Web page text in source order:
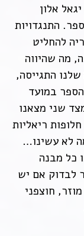
אלון
התנגדויות
להחליט
מה שהיווה
התגייסה,
במועד
שני מצאנו
2009 מחפשים חלופות ריאליות
לא עשינו…
כל מבנה
לבדוק אם יש
חוצפני